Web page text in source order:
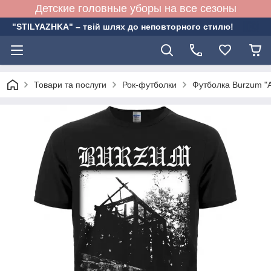
Детские головные уборы на все сезоны
"STILYAZHKA" – твій шлях до неповторного стилю!
Товари та послуги Рок-футболки Футболка Burzum